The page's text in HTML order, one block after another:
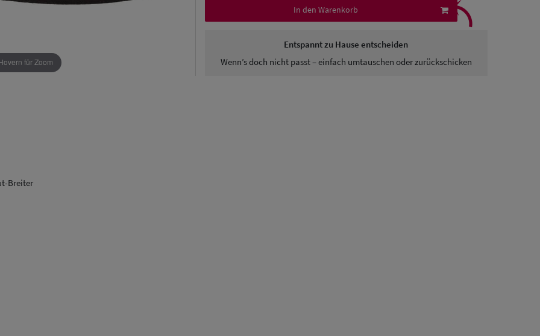
für Zoom
In den Warenkorb
Entspannt zu Hause entscheiden
Wenn’s doch nicht passt – einfach umtauschen oder zurückschicken
⤹
Breiter